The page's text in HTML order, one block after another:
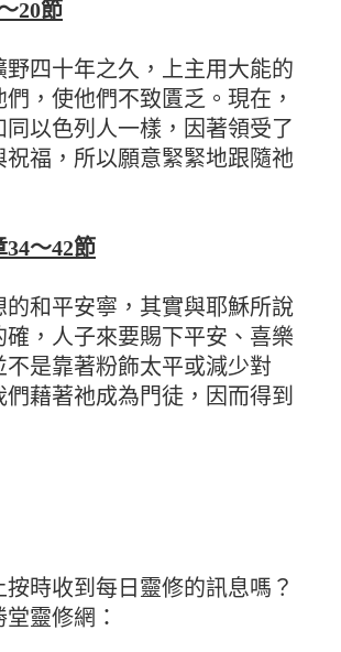
20節
野四十年之久，上主用大能的
，使他們不致匱乏。現在，
同以色列人一樣，因著領受了
祝福，所以願意緊緊地跟隨祂
34～42節
的和平安寧，其實與耶穌所說
確，人子來要賜下平安、喜樂
不是靠著粉飾太平或減少對
們藉著祂成為門徒，因而得到
時收到每日靈修的訊息嗎？
靈修網：